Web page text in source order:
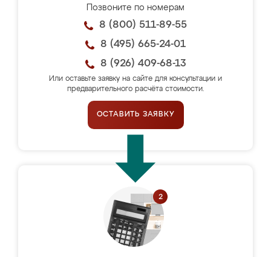
Позвоните по номерам
8 (800) 511-89-55
8 (495) 665-24-01
8 (926) 409-68-13
Или оставьте заявку на сайте для консультации и
предварительного расчёта стоимости.
ОСТАВИТЬ ЗАЯВКУ